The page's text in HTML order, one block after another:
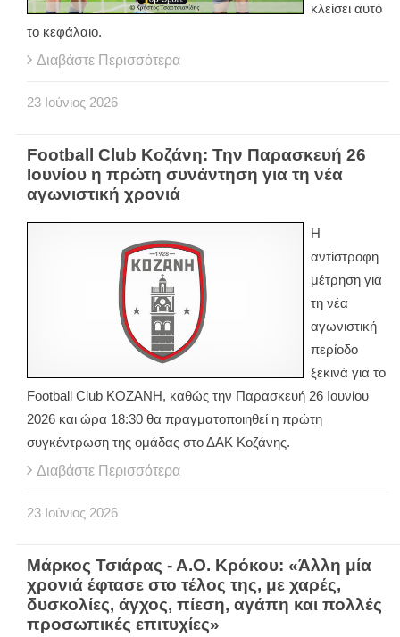
κλείσει αυτό
το κεφάλαιο.
Διαβάστε Περισσότερα
23 Ιούνιος 2026
Football Club Κοζάνη: Την Παρασκευή 26
Ιουνίου η πρώτη συνάντηση για τη νέα
αγωνιστική χρονιά
Η
αντίστροφη
μέτρηση για
τη νέα
αγωνιστική
περίοδο
ξεκινά για το
Football Club ΚΟΖΑΝΗ, καθώς την Παρασκευή 26 Ιουνίου
2026 και ώρα 18:30 θα πραγματοποιηθεί η πρώτη
συγκέντρωση της ομάδας στο ΔΑΚ Κοζάνης.
Διαβάστε Περισσότερα
23 Ιούνιος 2026
Μάρκος Τσιάρας - Α.Ο. Κρόκου: «Άλλη μία
χρονιά έφτασε στο τέλος της, με χαρές,
δυσκολίες, άγχος, πίεση, αγάπη και πολλές
προσωπικές επιτυχίες»